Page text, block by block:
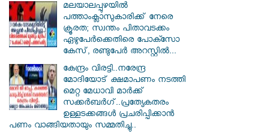
മലയാലപ്പുഴയിൽ
പത്താംക്ലാസുകാരിക്ക് നേരെ
ക്രൂരത; സ്വന്തം പിതാവടക്കം
ഏഴുപേർക്കെതിരെ പോക്സോ
കേസ്, രണ്ടുപേർ അറസ്റ്റിൽ...
കേന്ദ്രം വിരട്ടി..നരേന്ദ്ര
മോദിയോട് ക്ഷമാപണം നടത്തി
മെറ്റ മേധാവി മാർക്ക്
സക്കർബർ​ഗ്..പ്രത്യേകതരം
ഉള്ളടക്കങ്ങൾ പ്രചരിപ്പിക്കാൻ
പണം വാങ്ങിയതായും സമ്മതിച്ചു..